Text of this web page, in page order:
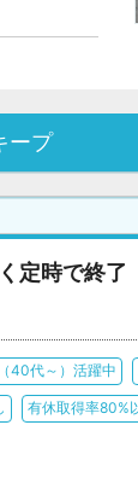
ープ
定時で終了
40代～）活躍中
有休取得率80%